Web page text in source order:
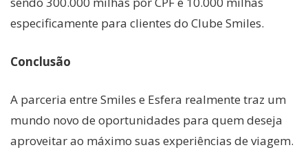
especificamente para clientes do Clube Smiles.
Conclusão
A parceria entre Smiles e Esfera realmente traz um
mundo novo de oportunidades para quem deseja
aproveitar ao máximo suas experiências de viagem.